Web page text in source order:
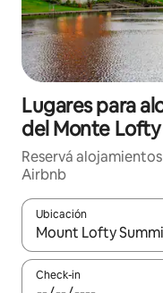
Lugares para
del Monte Lofty
Reservá
Airbnb
Ubicación
Cuando los
Check-in